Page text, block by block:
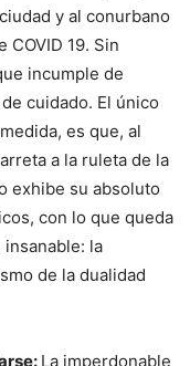
y al conurbano
COVID 19. Sin
incumple de
cuidado. El único
es que, al
a la ruleta de la
exhibe su absoluto
con lo que queda
la
de la dualidad
La imperdonable